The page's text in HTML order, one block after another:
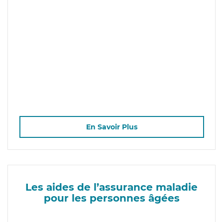
En Savoir Plus
Les aides de l’assurance maladie
pour les personnes âgées